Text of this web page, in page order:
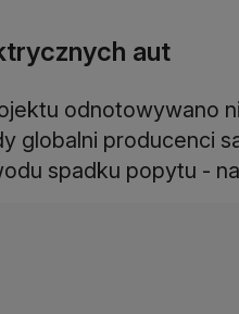
aut
odnotowywano
globalni producenci
spadku popytu -